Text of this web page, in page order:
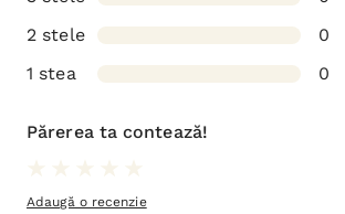
2 stele
0
1 stea
0
Părerea ta contează!
Adaugă o recenzie